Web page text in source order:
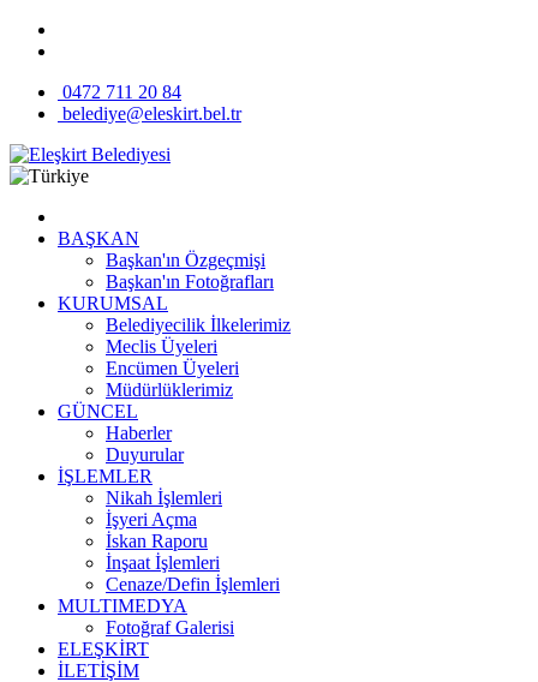
0472 711 20 84
belediye@eleskirt.bel.tr
BAŞKAN
Başkan'ın Özgeçmişi
Başkan'ın Fotoğrafları
KURUMSAL
Belediyecilik İlkelerimiz
Meclis Üyeleri
Encümen Üyeleri
Müdürlüklerimiz
GÜNCEL
Haberler
Duyurular
İŞLEMLER
Nikah İşlemleri
İşyeri Açma
İskan Raporu
İnşaat İşlemleri
Cenaze/Defin İşlemleri
MULTIMEDYA
Fotoğraf Galerisi
ELEŞKİRT
İLETİŞİM